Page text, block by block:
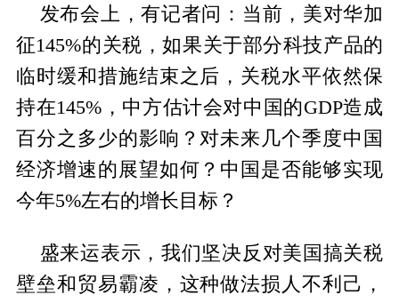
发布会上，有记者问：当前，美对华加
征145%的关税，如果关于部分科技产品的
临时缓和措施结束之后，关税水平依然保
持在145%，中方估计会对中国的GDP造成
百分之多少的影响？对未来几个季度中国
经济增速的展望如何？中国是否能够实现
今年5%左右的增长目标？
盛来运表示，我们坚决反对美国搞关税
壁垒和贸易霸凌，这种做法损人不利己，